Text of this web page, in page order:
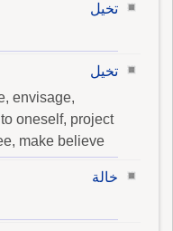
تخيل
تخيل
envisage,
oneself, project
make believe
خالة